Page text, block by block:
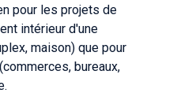
pour les projets de
intérieur d'une
maison) que pour
bureaux,